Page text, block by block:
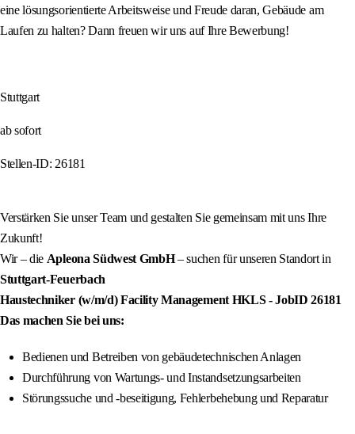
eine lösungsorientierte Arbeitsweise und Freude daran, Gebäude am
Laufen zu halten? Dann freuen wir uns auf Ihre Bewerbung!
Stuttgart
ab sofort
Stellen-ID: 26181
Verstärken Sie unser Team und gestalten Sie gemeinsam mit uns Ihre
Zukunft!
Wir – die Apleona Südwest GmbH– suchen für unseren Standort in
Stuttgart-Feuerbach
Haustechniker (w/m/d) Facility Management HKLS- JobID26181
Das machen Sie bei uns:
Bedienen und Betreiben von gebäudetechnischen Anlagen
Durchführung von Wartungs- und Instandsetzungsarbeiten
Störungssuche und -beseitigung, Fehlerbehebung und Reparatur